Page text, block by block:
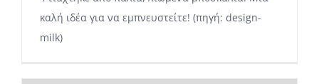
καλή ιδέα για να εμπνευστείτε! (πηγή: design-
milk)